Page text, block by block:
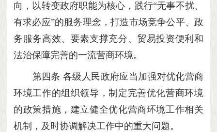
向，以转变政府职能为核心，践行“无事不扰、
有求必应”的服务理念，打造市场竞争公平、政
务服务高效、要素支撑充分、贸易投资便利和
法治保障完善的一流营商环境。
第四条 各级人民政府应当加强对优化营商
环境工作的组织领导，制定完善优化营商环境
的政策措施，建立健全优化营商环境工作相关
机制，及时协调解决工作中的重大问题。